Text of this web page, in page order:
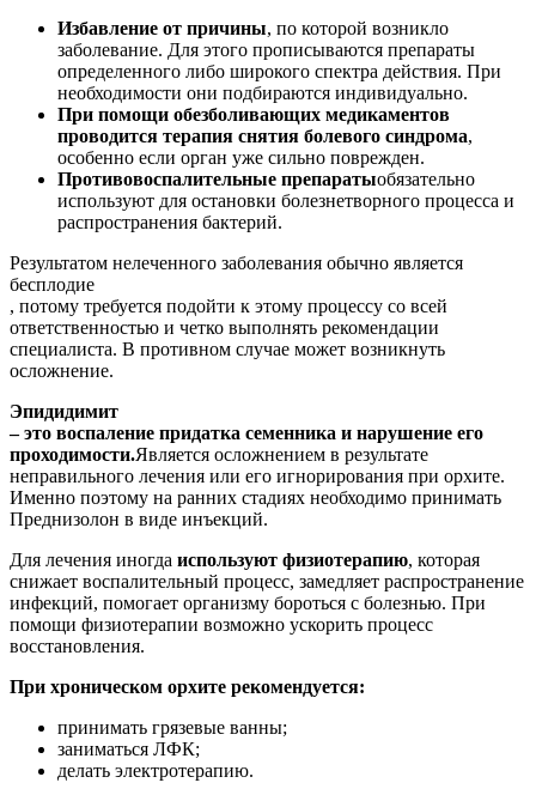
Избавление от причины, по которой возникло
заболевание. Для этого прописываются препараты
определенного либо широкого спектра действия. При
необходимости они подбираются индивидуально.
При помощи обезболивающих медикаментов
проводится терапия снятия болевого синдрома,
особенно если орган уже сильно поврежден.
Противовоспалительные препаратыобязательно
используют для остановки болезнетворного процесса и
распространения бактерий.
Результатом нелеченного заболевания обычно является
бесплодие
, потому требуется подойти к этому процессу со всей
ответственностью и четко выполнять рекомендации
специалиста. В противном случае может возникнуть
осложнение.
Эпидидимит
– это воспаление придатка семенника и нарушение его
проходимости.Является осложнением в результате
неправильного лечения или его игнорирования при орхите.
Именно поэтому на ранних стадиях необходимо принимать
Преднизолон в виде инъекций.
Для лечения иногда используют физиотерапию, которая
снижает воспалительный процесс, замедляет распространение
инфекций, помогает организму бороться с болезнью. При
помощи физиотерапии возможно ускорить процесс
восстановления.
При хроническом орхите рекомендуется:
принимать грязевые ванны;
заниматься ЛФК;
делать электротерапию.